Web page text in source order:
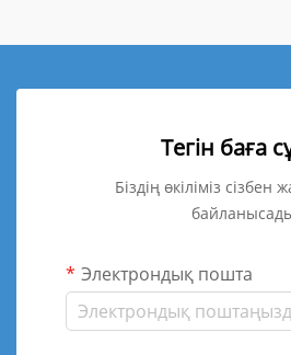
Тегін баға
Біздің өкіліміз
Электрондық пошта